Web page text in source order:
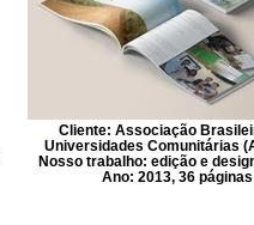
Cliente: Associação
Universidades Comunitárias
Nosso trabalho: edição e
Ano: 2013, 36 páginas